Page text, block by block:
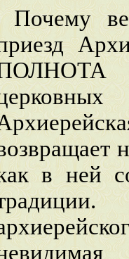
Почему
в ней